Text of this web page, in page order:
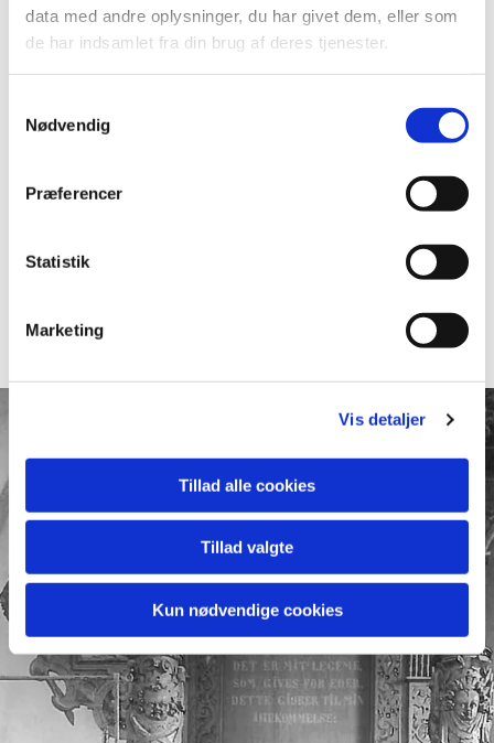
data med andre oplysninger, du har givet dem, eller som
de har indsamlet fra din brug af deres tjenester.
Nødvendig
Præferencer
Statistik
Marketing
Vis detaljer
Tillad alle cookies
Tillad valgte
Kun nødvendige cookies
tidspunkt i 1800-tallet. Det oprindelige billede
fra 1614 var malet på papir og har ikke kunnet
klare tidens tand. Der er ingen kendte
billede, men nogle gætter på, at det har passet
til teksten om nadveren, som står i felterne ved